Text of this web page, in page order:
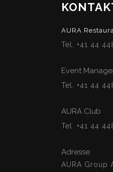
AURA
Tel. +41 44
Event
Tel. +41 44
AURA Club
Tel. +41 44
Adresse
AURA Group